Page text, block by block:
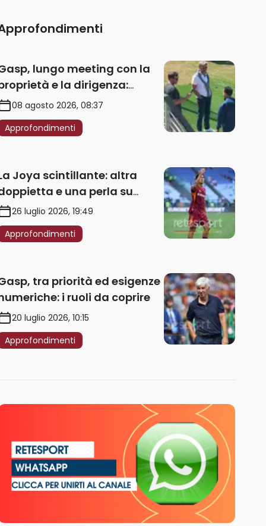
lungo meeting con la
e la dirigenza:
l’acquisto di
sinistra
08 agosto 2026, 08:37
Approfondimenti
Joya scintillante: altra
e una perla su
– VIDEO
26 luglio 2026, 19:49
Approfondimenti
tra priorità ed esigenze
i ruoli da coprire
20 luglio 2026, 10:15
Approfondimenti